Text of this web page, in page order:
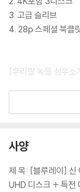
3. 고급 슬리브
4. 28p 스페셜 북클
[우리말 녹음 성우소
대표작
[보스베이비2] 팀 역
[반지의 비밀일기]
사양
제 목: [블루레이] 신
UHD 디스크 + 특전